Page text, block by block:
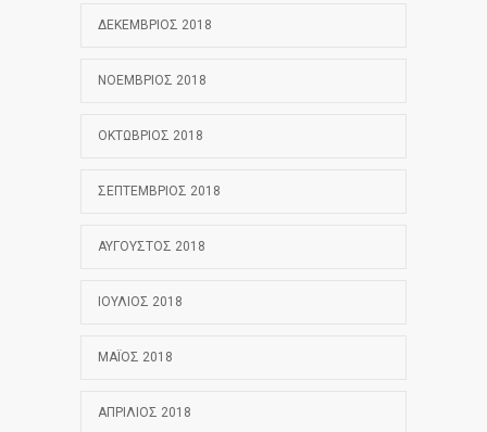
ΔΕΚΈΜΒΡΙΟΣ 2018
ΝΟΈΜΒΡΙΟΣ 2018
ΟΚΤΏΒΡΙΟΣ 2018
ΣΕΠΤΈΜΒΡΙΟΣ 2018
ΑΎΓΟΥΣΤΟΣ 2018
ΙΟΎΛΙΟΣ 2018
ΜΆΙΟΣ 2018
ΑΠΡΊΛΙΟΣ 2018